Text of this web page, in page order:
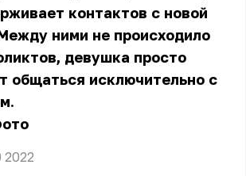
контактов с новой
ними не происходило
девушка просто
общаться исключительно с
2022